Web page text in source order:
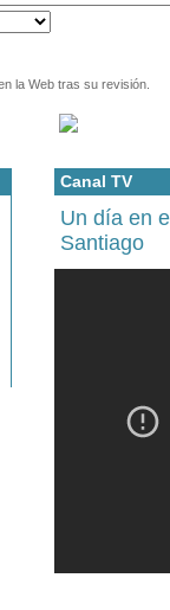
la Web tras su revisión.
Canal TV
Un día en
Santiago